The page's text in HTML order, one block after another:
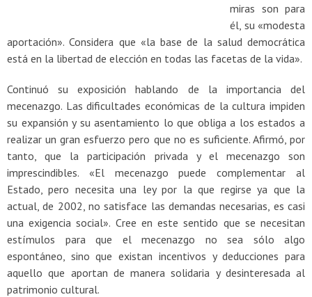
miras son para
él, su «modesta
aportación». Considera que «la base de la salud democrática
está en la libertad de elección en todas las facetas de la vida».
Continuó su exposición hablando de la importancia del
mecenazgo. Las dificultades económicas de la cultura impiden
su expansión y su asentamiento lo que obliga a los estados a
realizar un gran esfuerzo pero que no es suficiente. Afirmó, por
tanto, que la participación privada y el mecenazgo son
imprescindibles. «El mecenazgo puede complementar al
Estado, pero necesita una ley por la que regirse ya que la
actual, de 2002, no satisface las demandas necesarias, es casi
una exigencia social». Cree en este sentido que se necesitan
estímulos para que el mecenazgo no sea sólo algo
espontáneo, sino que existan incentivos y deducciones para
aquello que aportan de manera solidaria y desinteresada al
patrimonio cultural.